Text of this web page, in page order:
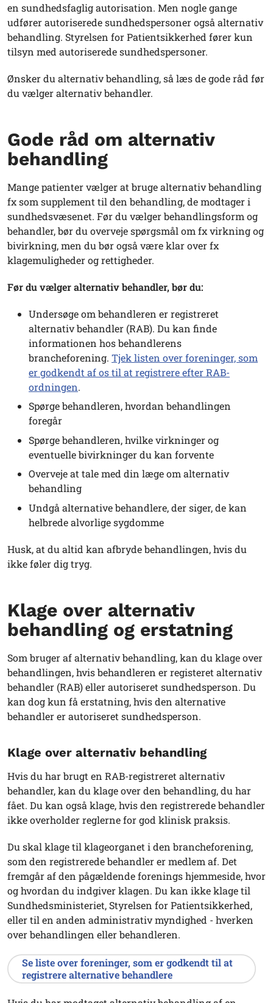
en sundhedsfaglig autorisation. Men nogle gange
udfører autoriserede sundhedspersoner også alternativ
behandling. Styrelsen for Patientsikkerhed fører kun
tilsyn med autoriserede sundhedspersoner.
Ønsker du alternativ behandling, så læs de gode råd før
du vælger alternativ behandler.
Gode råd om alternativ
behandling
Mange patienter vælger at bruge alternativ behandling
fx som supplement til den behandling, de modtager i
sundhedsvæsenet. Før du vælger behandlingsform og
behandler, bør du overveje spørgsmål om fx virkning og
bivirkning, men du bør også være klar over fx
klagemuligheder og rettigheder.
Før du vælger alternativ behandler, bør du:
Undersøge om behandleren er registreret
alternativ behandler (RAB). Du kan finde
informationen hos behandlerens
brancheforening. Tjek listen over foreninger, som
er godkendt af os til at registrere efter RAB-
ordningen.
Spørge behandleren, hvordan behandlingen
foregår
Spørge behandleren, hvilke virkninger og
eventuelle bivirkninger du kan forvente
Overveje at tale med din læge om alternativ
behandling
Undgå alternative behandlere, der siger, de kan
helbrede alvorlige sygdomme
Husk, at du altid kan afbryde behandlingen, hvis du
ikke føler dig tryg.
Klage over alternativ
behandling og erstatning
Som bruger af alternativ behandling, kan du klage over
behandlingen, hvis behandleren er registeret alternativ
behandler (RAB) eller autoriseret sundhedsperson. Du
kan dog kun få erstatning, hvis den alternative
behandler er autoriseret sundhedsperson.
Klage over alternativ behandling
Hvis du har brugt en RAB-registreret alternativ
behandler, kan du klage over den behandling, du har
fået. Du kan også klage, hvis den registrerede behandler
ikke overholder reglerne for god klinisk praksis.
Du skal klage til klageorganet i den brancheforening,
som den registrerede behandler er medlem af. Det
fremgår af den pågældende forenings hjemmeside, hvor
og hvordan du indgiver klagen. Du kan ikke klage til
Sundhedsministeriet, Styrelsen for Patientsikkerhed,
eller til en anden administrativ myndighed - hverken
over behandlingen eller behandleren.
Se liste over foreninger, som er godkendt til at
registrere alternative behandlere